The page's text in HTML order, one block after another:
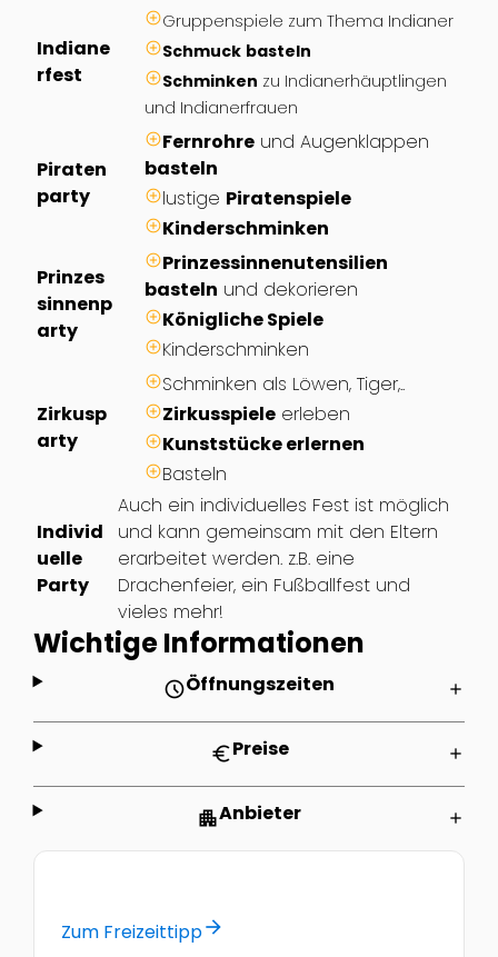
Indiane
rfest
Gruppenspiele zum Thema Indianer
Schmuck basteln
Schminken zu Indianerhäuptlingen
und Indianerfrauen
Piraten
party
Fernrohreund Augenklappen
basteln
lustige Piratenspiele
Kinderschminken
Prinzes
sinnenp
arty
Prinzessinnenutensilien
basteln und dekorieren
Königliche Spiele
Kinderschminken
Zirkusp
arty
Schminken als Löwen, Tiger,..
Zirkusspieleerleben
Kunststücke erlernen
Basteln
Individ
uelle
Party
Auch ein individuelles Fest ist möglich
und kann gemeinsam mit den Eltern
erarbeitet werden. z.B. eine
Drachenfeier, ein Fußballfest und
vieles mehr!
Wichtige Informationen
scheduleÖffnungszeiten add
euroPreise add
apartmentAnbieter add
Zum Freizeittipparrow_forward